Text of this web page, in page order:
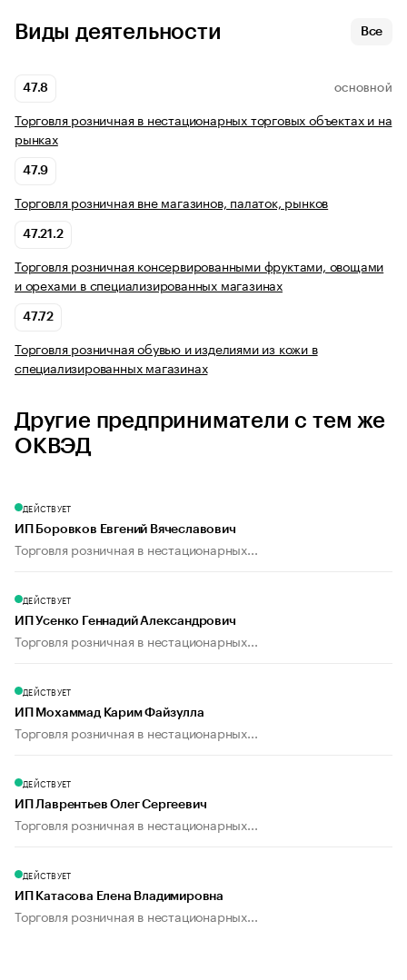
Виды деятельности Все
47.8 ОСНОВНОЙ
Торговля розничная в нестационарных торговых объектах и на
рынках
47.9
Торговля розничная вне магазинов, палаток, рынков
47.21.2
Торговля розничная консервированными фруктами, овощами
и орехами в специализированных магазинах
47.72
Торговля розничная обувью и изделиями из кожи в
специализированных магазинах
Другие предприниматели с тем же
ОКВЭД
ДЕЙСТВУЕТ
ИП Боровков Евгений Вячеславович
Торговля розничная в нестационарных...
ДЕЙСТВУЕТ
ИП Усенко Геннадий Александрович
Торговля розничная в нестационарных...
ДЕЙСТВУЕТ
ИП Мохаммад Карим Файзулла
Торговля розничная в нестационарных...
ДЕЙСТВУЕТ
ИП Лаврентьев Олег Сергеевич
Торговля розничная в нестационарных...
ДЕЙСТВУЕТ
ИП Катасова Елена Владимировна
Торговля розничная в нестационарных...